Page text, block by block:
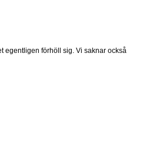
egentligen förhöll sig. Vi saknar också